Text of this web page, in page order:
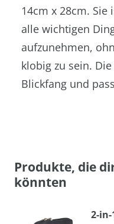
14cm x 28cm.
alle wichtigen
aufzunehmen,
klobig zu sein.
Blickfang und
Produkte, die
könnten
2-in-